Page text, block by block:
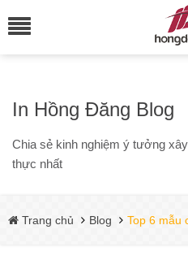
In Hồng Đăng Blog
Chia sẻ kinh nghiệm ý tưởng
thực nhất
Trang chủ Blog Top 6 mẫu